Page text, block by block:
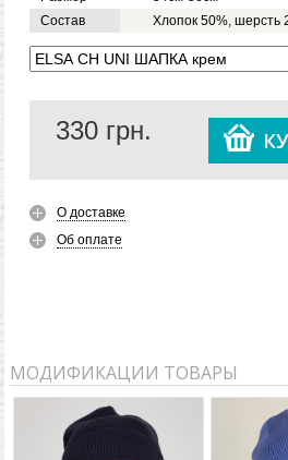
аксессуарам.
Данная шапка сделана из двойного
полотна, потому достаточно теплая
носке. Еще важно, что она
кошлатится, а значит, прослужит
ее и другие модели детских
удобное для вас время через наш
простую онлайн-форму заказа.
Состав
Хлопок 50%, шерсть
330 грн.
О доставке
Об оплате
МОДИФИКАЦИИ ТОВАРЫ